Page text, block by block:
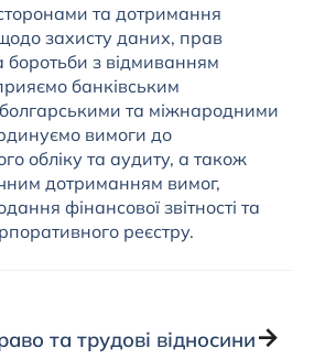
та дотримання
захисту даних, прав
боротьби з відмиванням
банківським
та міжнародними
вимоги до
обліку та аудиту, а також
дотриманням вимог,
фінансової звітності та
реєстру.
та трудові відносини